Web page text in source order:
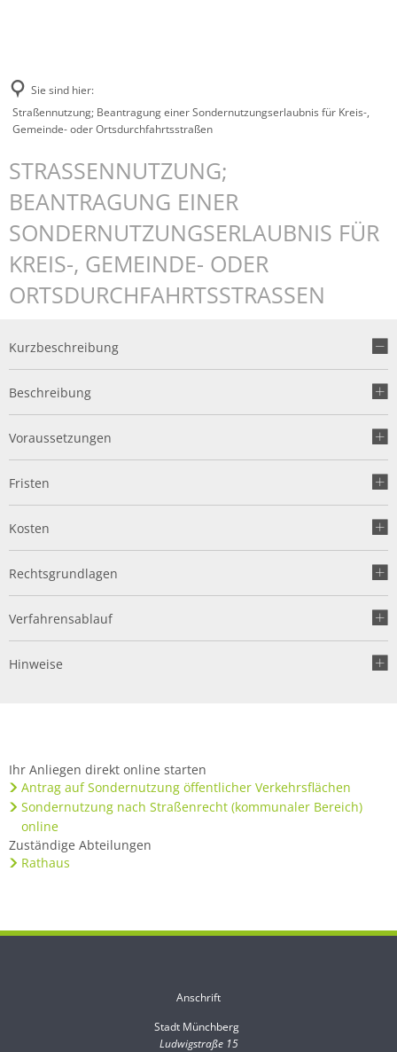
Sie sind hier:
Straßennutzung; Beantragung einer Sondernutzungserlaubnis für Kreis-,
Gemeinde- oder Ortsdurchfahrtsstraßen
STRASSENNUTZUNG; B
EANTRAGUNG EINER S
ONDERNUTZUNGSERLAUBNIS FÜR K
REIS-, GEMEINDE- ODER O
RTSDURCHFAHRTSSTRASSEN
Kurzbeschreibung
Beschreibung
Voraussetzungen
Fristen
Kosten
Rechtsgrundlagen
Verfahrensablauf
Hinweise
Ihr Anliegen direkt online starten
Antrag auf Sondernutzung öffentlicher Verkehrsflächen
Sondernutzung nach Straßenrecht (kommunaler Bereich)
online
Zuständige Abteilungen
Rathaus
Anschrift
Stadt Münchberg
Ludwigstraße 15